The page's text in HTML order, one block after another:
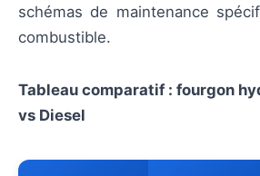
schémas de maintenance
combustible.
Tableau comparatif : fourgon
vs Diesel